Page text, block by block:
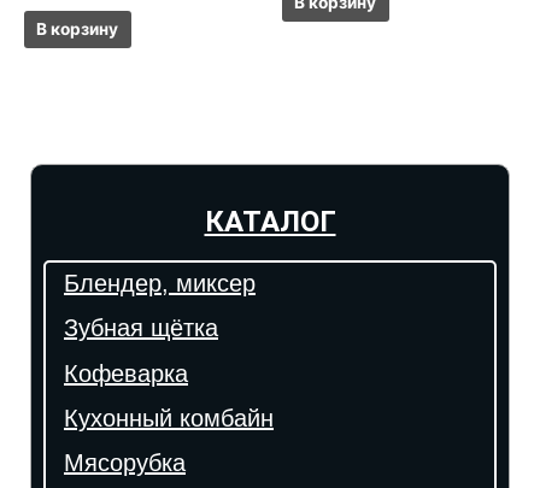
В корзину
КАТАЛОГ
Блендер, миксер
Зубная щётка
Кофеварка
Кухонный комбайн
Мясорубка